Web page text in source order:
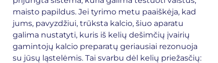
maisto papildus. Jei tyrimo metu paaiškėja, kad
jums, pavyzdžiui, trūksta kalcio, šiuo aparatu
galima nustatyti, kuris iš kelių dešimčių įvairių
gamintojų kalcio preparatų geriausiai rezonuoja
su jūsų ląstelėmis. Tai svarbu dėl kelių priežasčių: